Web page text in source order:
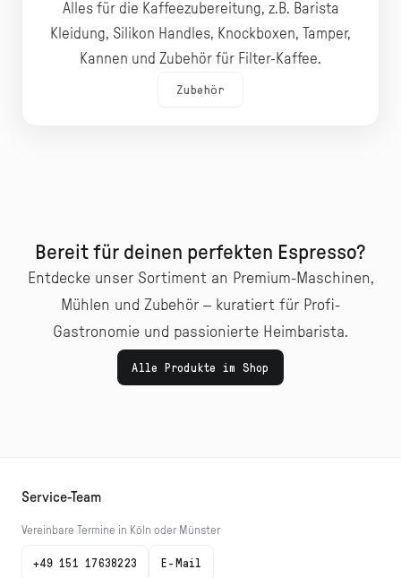
Alles für die Kaffeezubereitung, z.B. Barista
Kleidung, Silikon Handles, Knockboxen, Tamper,
Kannen und Zubehör für Filter-Kaffee.
Zubehör
Bereit für deinen perfekten Espresso?
Entdecke unser Sortiment an Premium-Maschinen,
Mühlen und Zubehör – kuratiert für Profi-
Gastronomie und passionierte Heimbarista.
Alle Produkte im Shop
Service-Team
Vereinbare Termine in Köln oder Münster
+49 151 17638223 E-Mail